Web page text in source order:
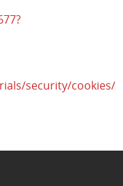
security/cookies/